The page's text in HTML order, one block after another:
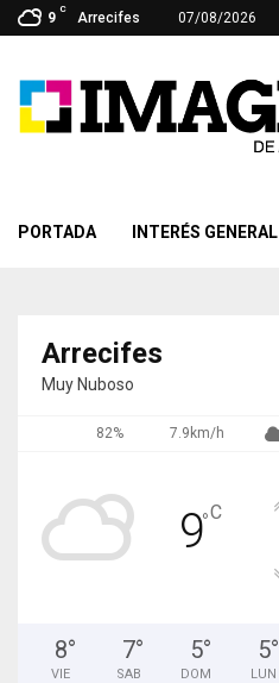
9
C
Arrecifes 07/08/2026
PORTADA INTERÉS GENERAL
Arrecifes
Muy Nuboso
82% 7.9km/h
9°C
8°
VIE
7°
SAB
5°
DOM
5°
LUN